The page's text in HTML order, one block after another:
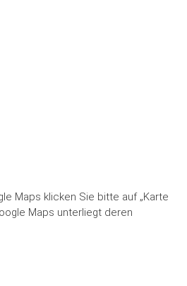
Maps klicken Sie bitte auf „Karte
Maps unterliegt deren